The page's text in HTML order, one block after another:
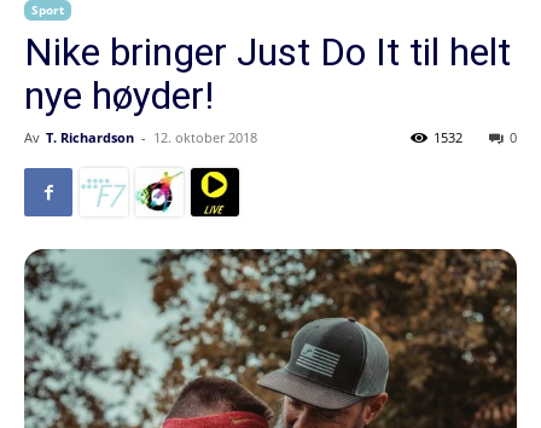
Sport
Nike bringer Just Do It til helt
nye høyder!
Av T. Richardson - 12. oktober 2018 0
1532